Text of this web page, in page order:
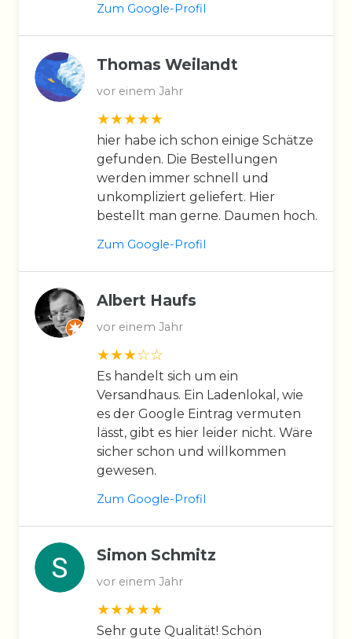
Zum Google-Profil
Thomas Weilandt
vor einem Jahr
hier habe ich schon einige Schätze
gefunden. Die Bestellungen
werden immer schnell und
unkompliziert geliefert. Hier
bestellt man gerne. Daumen hoch.
Zum Google-Profil
Albert Haufs
vor einem Jahr
Es handelt sich um ein
Versandhaus. Ein Ladenlokal, wie
es der Google Eintrag vermuten
lässt, gibt es hier leider nicht. Wäre
sicher schon und willkommen
gewesen.
Zum Google-Profil
Simon Schmitz
vor einem Jahr
Sehr gute Qualität! Schön